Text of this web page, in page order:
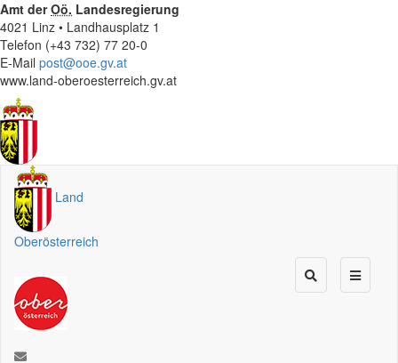
Amt derOö. Landesregierung
4021 Linz • Landhausplatz 1
Telefon (+43 732) 77 20-0
E-Mail post@ooe.gv.at
www.land-oberoesterreich.gv.at
Land
Oberösterreich